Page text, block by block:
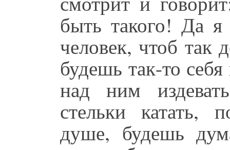
быть такого! Да
человек, чтоб так
будешь так-то
над ним
стельки катать,
душе, будешь